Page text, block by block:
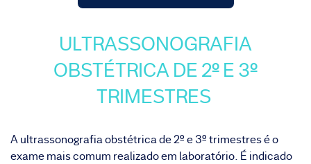
ULTRASSONOGRAFIA
OBSTÉTRICA DE 2º E 3º
TRIMESTRES
A ultrassonografia obstétrica de 2º e 3º trimestres é o
exame mais comum realizado em laboratório. É indicado